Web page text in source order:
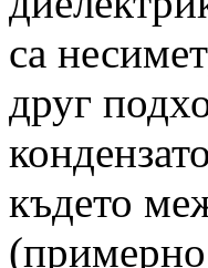
са
друг
където